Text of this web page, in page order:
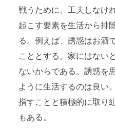
戦うために、工夫しなけ
起こす要素を生活から排
る。例えば、誘惑はお酒
こととする。家にはない
ないからである。誘惑を
ように生活するのは良い
指すことと積極的に取り
もある。